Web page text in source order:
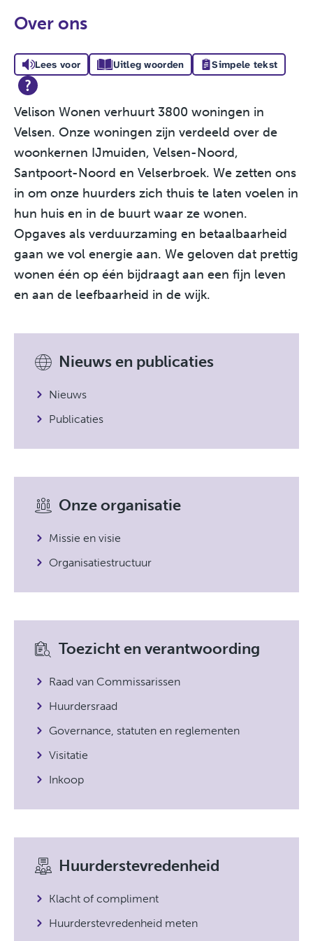
Over ons
Lees voor Uitleg woorden Simpele tekst
Velison Wonen verhuurt 3800 woningen in
Velsen. Onze woningen zijn verdeeld over de
woonkernen IJmuiden, Velsen-Noord,
Santpoort-Noord en Velserbroek. We zetten ons
in om onze huurders zich thuis te laten voelen in
hun huis en in de buurt waar ze wonen.
Opgaves als verduurzaming en betaalbaarheid
gaan we vol energie aan. We geloven dat prettig
wonen één op één bijdraagt aan een fijn leven
en aan de leefbaarheid in de wijk.
Nieuws en publicaties
Nieuws
Publicaties
Onze organisatie
Missie en visie
Organisatiestructuur
Toezicht en verantwoording
Raad van Commissarissen
Huurdersraad
Governance, statuten en reglementen
Visitatie
Inkoop
Huurderstevredenheid
Klacht of compliment
Huurderstevredenheid meten